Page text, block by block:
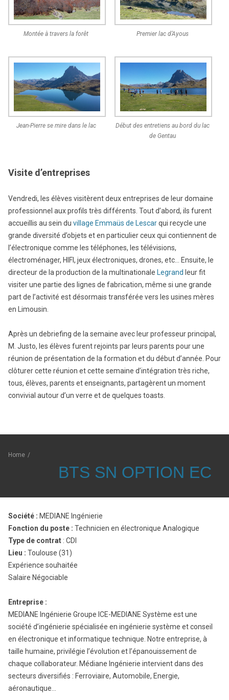
Montée à travers la forêt Premier lac d’Ayous
Jean-Pierre se mire dans le lac
Début des entretiens au bord du lac
de Gentau
Visite d’entreprises
Vendredi, les élèves visitèrent deux entreprises de leur domaine
professionnel aux profils très différents. Tout d’abord, ils furent
accueillis au sein du village Emmaüs de Lescarqui recycle une
grande diversité d’objets et en particulier ceux qui contiennent de
l’électronique comme les téléphones, les télévisions,
électroménager, HIFI, jeux électroniques, drones, etc… Ensuite, le
directeur de la production de la multinationale Legrand leur fit
visiter une partie des lignes de fabrication, même si une grande
part de l’activité est désormais transférée vers les usines mères
en Limousin.
Après un debriefing de la semaine avec leur professeur principal,
M. Justo, les élèves furent rejoints par leurs parents pour une
réunion de présentation de la formation et du début d’année. Pour
clôturer cette réunion et cette semaine d’intégration très riche,
tous, élèves, parents et enseignants, partagèrent un moment
convivial autour d’un verre et de quelques toasts.
Home /
BTS SN OPTION EC
Société : MEDIANE Ingénierie
Fonction du poste : Technicien en électronique Analogique
Type de contrat : CDI
Lieu : Toulouse (31)
Expérience souhaitée
Salaire Négociable
Entreprise :
MEDIANE Ingénierie Groupe ICE-MEDIANE Système est une
société d’ingénierie spécialisée en ingénierie système et conseil
en électronique et informatique technique. Notre entreprise, à
taille humaine, privilégie l’évolution et l’épanouissement de
chaque collaborateur. Médiane Ingénierie intervient dans des
secteurs diversifiés : Ferroviaire, Automobile, Energie,
aéronautique…